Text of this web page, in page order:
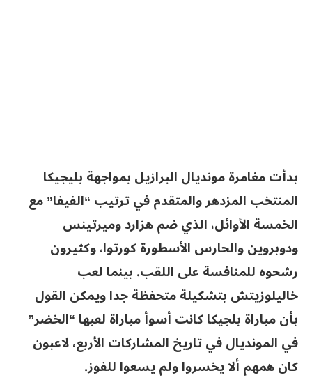
بدأت مغامرة مونديال البرازيل بمواجهة بليجيكا
المنتخب المزدهر والمتقدم في ترتيب “الفيفا” مع
الخمسة الأوائل، الذي ضم هزارد وميرتينس
ودوبروين والحارس الأسطورة كورتوا، وكثيرون
رشحوه للمنافسة على اللقب. بينما لعب
خاليلوزيتش بتشكيلة متحفظة جدا ويمكن القول
بأن مباراة بلجيكا كانت أسوأ مباراة لعبها “الخضر”
في المونديال في تاريخ المشاركات الأربع، لاعبون
كان همهم ألا يخسروا ولم يسعوا للفوز.